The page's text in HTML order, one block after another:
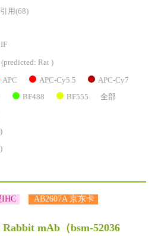
用(68)
(predicted: Rat )
APC APC-Cy5.5 APC-Cy7
BF488 BF555 全部
IHC
AB2607A 京东卡
Rabbit mAb （bsm-52036